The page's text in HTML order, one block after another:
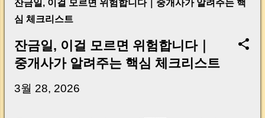
잔금일, 이걸 모르면 위험합니다｜중개사가 알려주는 핵
심 체크리스트
잔금일, 이걸 모르면 위험합니다｜
중개사가 알려주는 핵심 체크리스트
3월 28, 2026